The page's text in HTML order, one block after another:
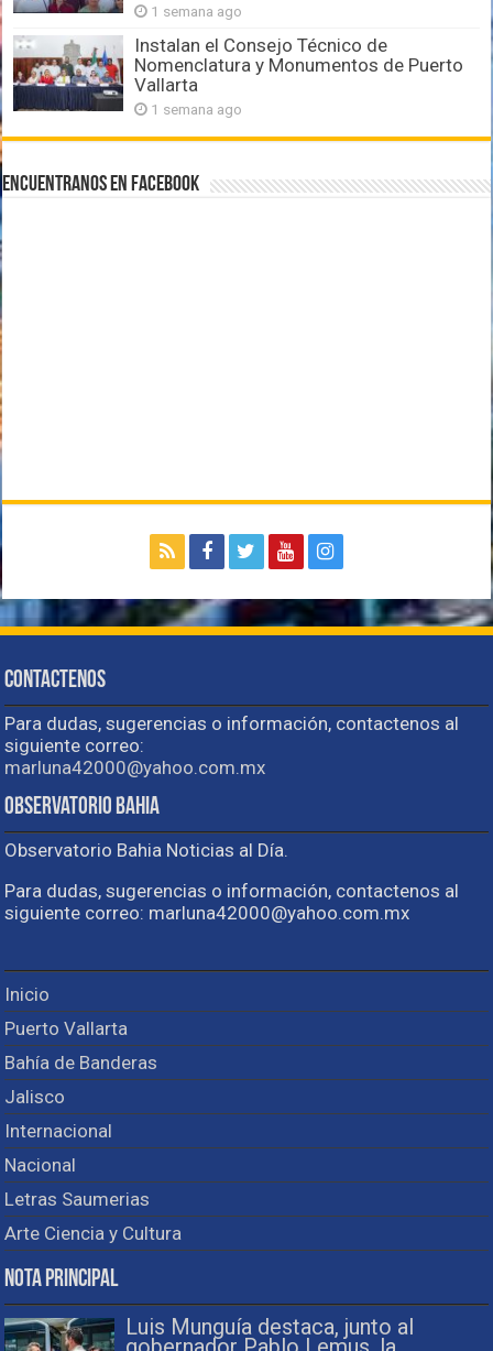
1 semana ago
Instalan el Consejo Técnico de
Nomenclatura y Monumentos de Puerto
Vallarta
1 semana ago
Encuentranos en Facebook
Contactenos
Para dudas, sugerencias o información, contactenos al
siguiente correo:
marluna42000@yahoo.com.mx
Observatorio Bahia
Observatorio Bahia Noticias al Día.
Para dudas, sugerencias o información, contactenos al
siguiente correo: marluna42000@yahoo.com.mx
Inicio
Puerto Vallarta
Bahía de Banderas
Jalisco
Internacional
Nacional
Letras Saumerias
Arte Ciencia y Cultura
Nota Principal
Luis Munguía destaca, junto al